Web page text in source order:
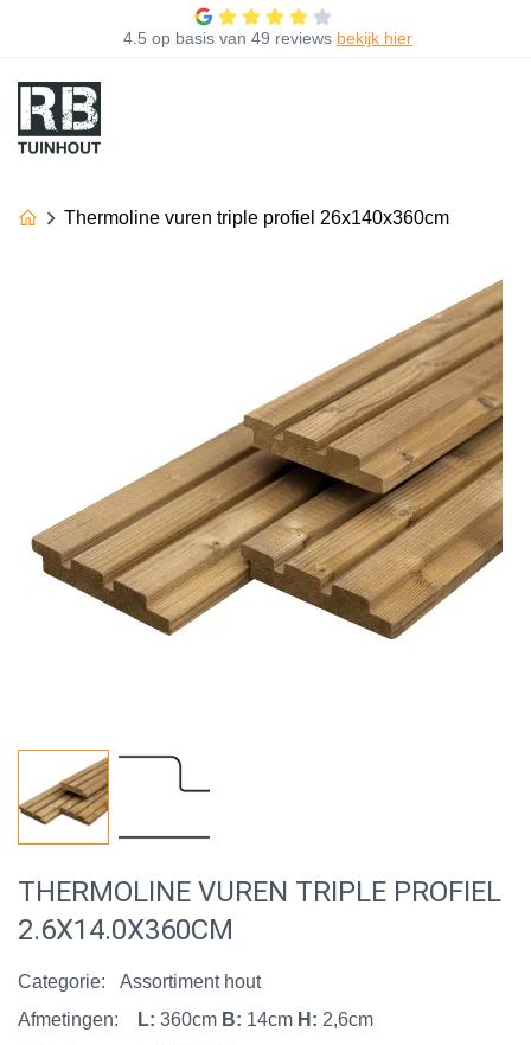
4.5 op basis van 49 reviews bekijk hier
Thermoline vuren triple profiel 26x140x360cm
THERMOLINE VUREN TRIPLE PROFIEL
2.6X14.0X360CM
Categorie:
Assortiment hout
Afmetingen:
L: 360cm B: 14cm H: 2,6cm